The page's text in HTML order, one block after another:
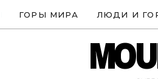
ГОРЫ МИРА ЛЮДИ И